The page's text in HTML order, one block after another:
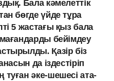
Бала кәмелеттік
бөгде үйде тұра
5 жастағы қыз бала
бейімдеу
Қазір біз
да іздестіріп
әке-шешесі ата-